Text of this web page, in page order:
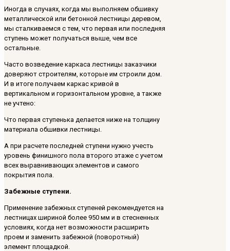
Иногда в случаях, когда мы выполняем обшивку
металлической или бетонной лестницы деревом,
мы сталкиваемся с тем, что первая или последняя
ступень может получаться выше, чем все
остальные.
Часто возведение каркаса лестницы заказчики
доверяют строителям, которые им строили дом.
И в итоге получаем каркас кривой в
вертикальном и горизонтальном уровне, а также
не учтено:
Что первая ступенька делается ниже на толщину
материала обшивки лестницы.
А при расчете последней ступени нужно учесть
уровень финишного пола второго этаже с учетом
всех выравнивающих элементов и самого
покрытия пола.
Забежные ступени.
Применение забежных ступеней рекомендуется на
лестницах шириной более 950 мм и в стесненных
условиях, когда нет возможности расширить
проем и заменить забежной (поворотный)
элемент площадкой.